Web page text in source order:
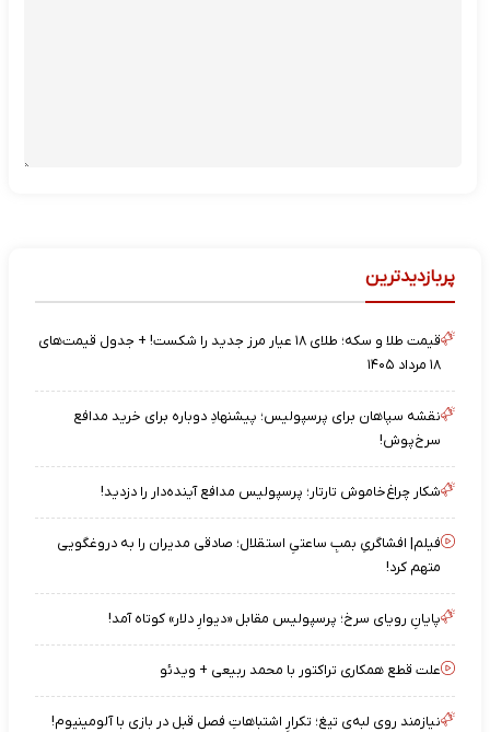
پربازدیدترین
قیمت طلا و سکه؛ طلای ۱۸ عیار مرز جدید را شکست! + جدول قیمت‌های
۱۸ مرداد ۱۴۰۵
نقشه‌ سپاهان برای پرسپولیس؛ پیشنهادِ دوباره برای خرید مدافع
سرخ‌پوش!
شکار چراغ‌خاموش تارتار؛ پرسپولیس مدافع آینده‌دار را دزدید!
فیلم| افشاگریِ بمبِ ساعتیِ استقلال؛ صادقی مدیران را به دروغگویی
متهم کرد!
پایانِ رویای سرخ؛ پرسپولیس مقابل «دیوارِ دلار» کوتاه آمد!
علت قطع همکاری تراکتور با محمد ربیعی + ویدئو
نیازمند روی لبه‌ی تیغ؛ تکرارِ اشتباهاتِ فصل قبل در بازی با آلومینیوم!